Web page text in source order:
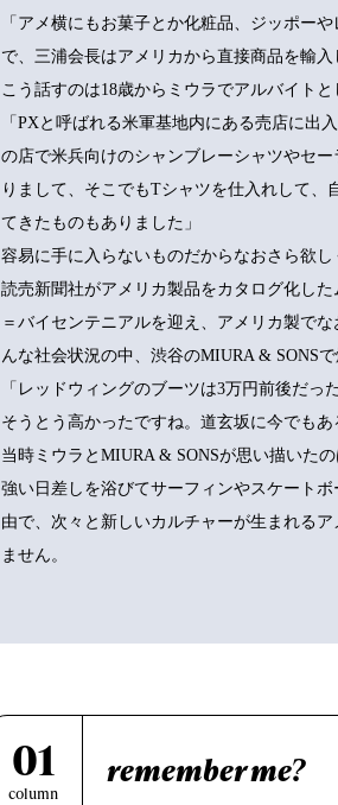
「アメ横にもお菓子とか化粧品、ジッポー
で、三浦会長はアメリカから直接商品を輸
こう話すのは18歳からミウラでアルバイト
「PXと呼ばれる米軍基地内にある売店に出
の店で米兵向けのシャンブレーシャツやセ
りまして、そこでもTシャツを仕入れして
てきたものもありました」
容易に手に入らないものだからなおさら欲
読売新聞社がアメリカ製品をカタログ化した
＝バイセンテニアルを迎え、アメリカ製で
んな社会状況の中、渋谷のMIURA & SONS
「レッドウィングのブーツは3万円前後だ
そうとう高かったですね。道玄坂に今でも
当時ミウラとMIURA & SONSが思い描いた
強い日差しを浴びてサーフィンやスケート
由で、次々と新しいカルチャーが生まれる
ません。
remember me?
01
column